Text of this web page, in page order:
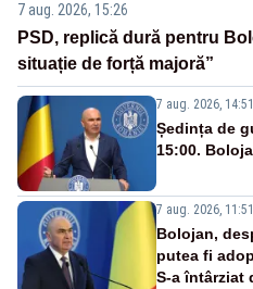
7 aug. 2026, 15:26
PSD, replică dură pentru
situație de forță majoră”
7 aug. 2026, 14:51
Ședința de
15:00.
7 aug. 2026, 11:51
Bolojan,
putea fi
S-a întârziat